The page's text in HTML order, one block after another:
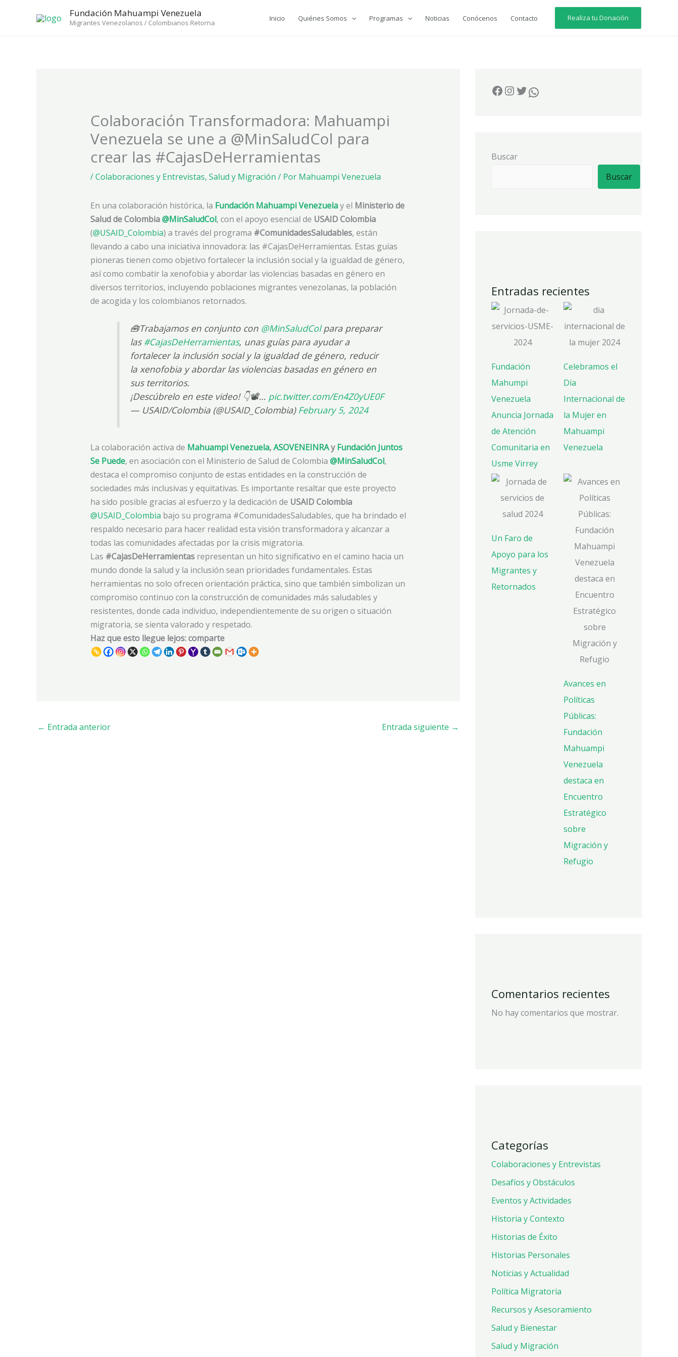
Fundación Mahuampi Venezuela
Migrantes Venezolanos / Colombianos Retorna
Inicio Quiénes Somos Programas Noticias Conócenos Contacto Realiza tu Donación
Colaboración Transformadora: Mahuampi
Venezuela se une a @MinSaludCol para
crear las #CajasDeHerramientas
/Colaboraciones y Entrevistas, Salud y Migración / Por Mahuampi Venezuela
En una colaboración histórica, la Fundación Mahuampi Venezuelay el Ministerio de
Salud de Colombia@MinSaludCol, con el apoyo esencial de USAID Colombia
(@USAID_Colombia) a través del programa #ComunidadesSaludables, están
llevando a cabo una iniciativa innovadora: las #CajasDeHerramientas. Estas guías
pioneras tienen como objetivo fortalecer la inclusión social y la igualdad de género,
así como combatir la xenofobia y abordar las violencias basadas en género en
diversos territorios, incluyendo poblaciones migrantes venezolanas, la población
de acogida y los colombianos retornados.
🧰Trabajamos en conjunto con @MinSaludColpara preparar
las#CajasDeHerramientas, unas guías para ayudar a
fortalecer la inclusión social y la igualdad de género, reducir
la xenofobia y abordar las violencias basadas en género en
sus territorios.
¡Descúbrelo en este video! 👇📽️… pic.twitter.com/En4Z0yUE0F
— USAID/Colombia (@USAID_Colombia) February 5, 2024
La colaboración activa de Mahuampi Venezuela,ASOVENEINRAyFundación Juntos
Se Puede, en asociación con el Ministerio de Salud de Colombia @MinSaludCol,
destaca el compromiso conjunto de estas entidades en la construcción de
sociedades más inclusivas y equitativas. Es importante resaltar que este proyecto
ha sido posible gracias al esfuerzo y la dedicación de USAID Colombia
@USAID_Colombia bajo su programa #ComunidadesSaludables, que ha brindado el
respaldo necesario para hacer realidad esta visión transformadora y alcanzar a
todas las comunidades afectadas por la crisis migratoria.
Las #CajasDeHerramientasrepresentan un hito significativo en el camino hacia un
mundo donde la salud y la inclusión sean prioridades fundamentales. Estas
herramientas no solo ofrecen orientación práctica, sino que también simbolizan un
compromiso continuo con la construcción de comunidades más saludables y
resistentes, donde cada individuo, independientemente de su origen o situación
migratoria, se sienta valorado y respetado.
Haz que esto llegue lejos: comparte
← Entrada anterior Entrada siguiente →
Buscar
Buscar
Entradas recientes
Fundación
Mahumpi
Venezuela
Anuncia Jornada
de Atención
Comunitaria en
Usme Virrey
Celebramos el
Día
Internacional de
la Mujer en
Mahuampi
Venezuela
Un Faro de
Apoyo para los
Migrantes y
Retornados
Avances en
Políticas
Públicas:
Fundación
Mahuampi
Venezuela
destaca en
Encuentro
Estratégico
sobre
Migración y
Refugio
Comentarios recientes
No hay comentarios que mostrar.
Categorías
Colaboraciones y Entrevistas
Desafíos y Obstáculos
Eventos y Actividades
Historia y Contexto
Historias de Éxito
Historias Personales
Noticias y Actualidad
Política Migratoria
Recursos y Asesoramiento
Salud y Bienestar
Salud y Migración